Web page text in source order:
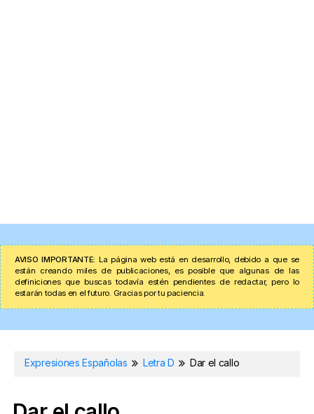
AVISO IMPORTANTE: La página web está en desarrollo, debido a que se
están creando miles de publicaciones, es posible que algunas de las
definiciones que buscas todavía estén pendientes de redactar, pero lo
estarán todas en el futuro. Gracias por tu paciencia.
Expresiones Españolas Letra D Dar el callo